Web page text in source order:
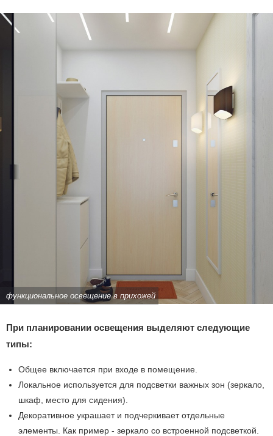
функциональное освещение в прихожей
При планировании освещения выделяют следующие
типы:
Общее включается при входе в помещение.
Локальное используется для подсветки важных зон (зеркало,
шкаф, место для сидения).
Декоративное украшает и подчеркивает отдельные
элементы. Как пример - зеркало со встроенной подсветкой.